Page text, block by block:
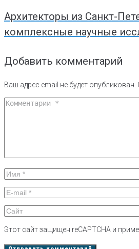
Архитекторы из Санкт-
комплексные научные
Добавить комментарий
Ваш адрес email не будет опубликован.
Этот сайт защищен reCAPTCHA и